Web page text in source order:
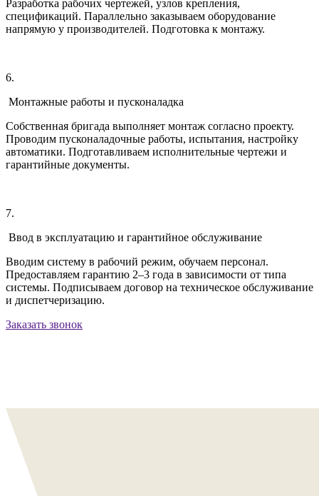
Разработка рабочих чертежей, узлов крепления,
спецификаций. Параллельно заказываем оборудование
напрямую у производителей. Подготовка к монтажу.
6.
Монтажные работы и пусконаладка
Собственная бригада выполняет монтаж согласно проекту.
Проводим пусконаладочные работы, испытания, настройку
автоматики. Подготавливаем исполнительные чертежи и
гарантийные документы.
7.
Ввод в эксплуатацию и гарантийное обслуживание
Вводим систему в рабочий режим, обучаем персонал.
Предоставляем гарантию 2–3 года в зависимости от типа
системы. Подписываем договор на техническое обслуживание
и диспетчеризацию.
Заказать звонок